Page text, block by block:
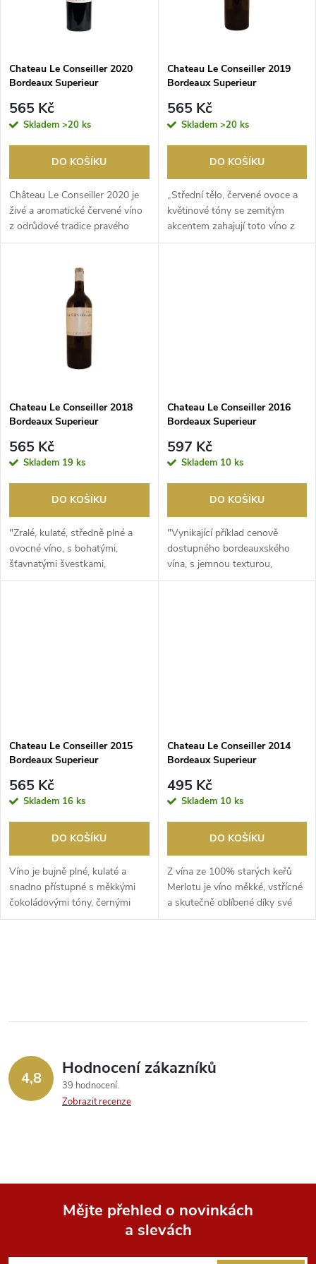
p
r
o
d
u
s
p
r
d
u
Chateau Le Conseiller 2020
Bordeaux Superieur
565 Kč
Skladem >20 ks
DO KOŠÍKU
Château Le Conseiller 2020 je
živé a aromatické červené víno
z odrůdové tradice pravého
břehu Bordea...
Chateau Le Conseiller 2019
Bordeaux Superieur
565 Kč
Skladem >20 ks
DO KOŠÍKU
„Střední tělo, červené ovoce a
květinové tóny se zemitým
akcentem zahajují toto víno z
100 % starých...
Chateau Le Conseiller 2018
Bordeaux Superieur
565 Kč
Skladem 19 ks
DO KOŠÍKU
"Zralé, kulaté, středně plné a
ovocné víno, s bohatými,
šťavnatými švestkami,
čokoládou, lékořicí a ...
Chateau Le Conseiller 2016
Bordeaux Superieur
597 Kč
Skladem 10 ks
DO KOŠÍKU
"Vynikající příklad cenově
dostupného bordeauxského
vína, s jemnou texturou,
zralými, sladkými, tmav...
Chateau Le Conseiller 2015
Bordeaux Superieur
565 Kč
Skladem 16 ks
DO KOŠÍKU
Víno je bujně plné, kulaté a
snadno přístupné s měkkými
čokoládovými tóny, černými
třešněmi, espress...
Chateau Le Conseiller 2014
Bordeaux Superieur
495 Kč
Skladem 10 ks
DO KOŠÍKU
Z vína ze 100% starých keřů
Merlotu je víno měkké, vstřícné
a skutečně oblíbené díky své
přímé, slad...
l
d
a
p
4,8 Hodnocení zákazníků
39 hodnocení
Zobrazit recenze
Mějte přehled o novinkách
a slevách